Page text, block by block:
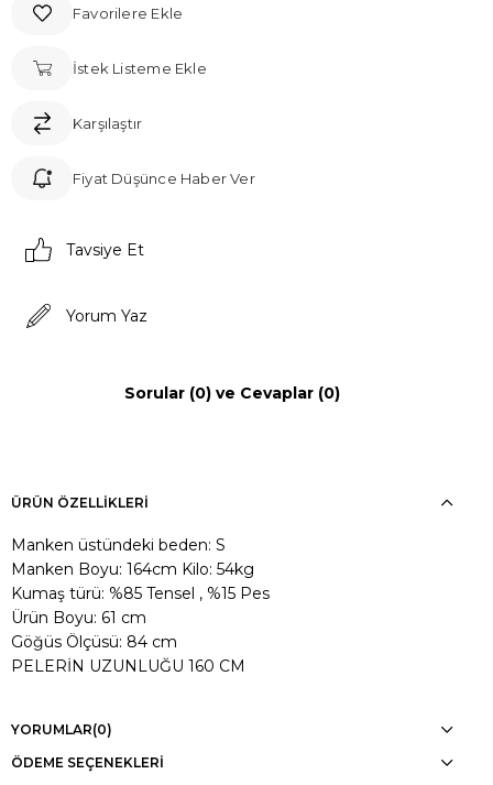
Favorilere Ekle
İstek Listeme Ekle
Karşılaştır
Fiyat Düşünce Haber Ver
Tavsiye Et
Yorum Yaz
Sorular (0) ve Cevaplar (0)
ÜRÜN ÖZELLIKLERI
Manken üstündeki beden: S
Manken Boyu: 164cm Kilo: 54kg
Kumaş türü: %85 Tensel , %15 Pes
Ürün Boyu: 61 cm
Göğüs Ölçüsü: 84 cm
PELERİN UZUNLUĞU 160 CM
YORUMLAR(0)
ÖDEME SEÇENEKLERI